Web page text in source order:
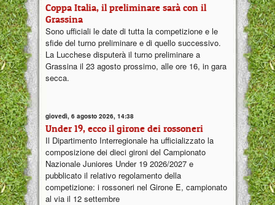
Coppa Italia, il preliminare sarà con il
Grassina
Sono ufficiali le date di tutta la competizione e le
sfide del turno preliminare e di quello successivo.
La Lucchese disputerà il turno preliminare a
Grassina il 23 agosto prossimo, alle ore 16, in gara
secca.
giovedì, 6 agosto 2026, 14:38
Under 19, ecco il girone dei rossoneri
Il Dipartimento Interregionale ha ufficializzato la
composizione dei dieci gironi del Campionato
Nazionale Juniores Under 19 2026/2027 e
pubblicato il relativo regolamento della
competizione: i rossoneri nel Girone E, campionato
al via il 12 settembre